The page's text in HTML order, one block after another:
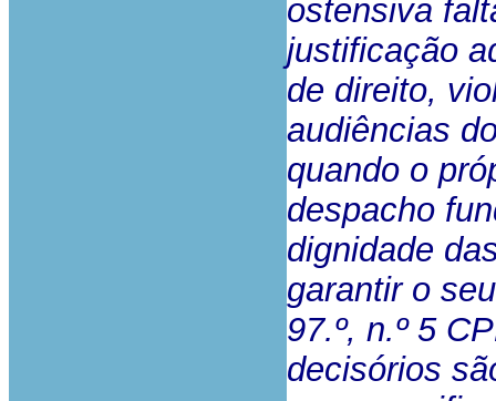
ostensiva
justificação
de direito,
audiências
quando o
despacho
dignidade
garantir o
97.º, n.º 5
decisórios